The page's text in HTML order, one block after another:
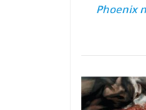
Phoenix